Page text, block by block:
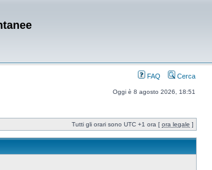
FAQ Cerca
Oggi è 8 agosto 2026, 18:51
Tutti gli orari sono UTC +1 ora [ ora legale ]